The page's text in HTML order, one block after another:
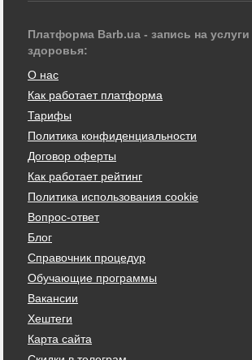
Платформа Barb.ua - запись на
здоровья:
О нас
Как работает платформа
Тарифы
Политика конфиденциальности
Договор оферты
Как работает рейтинг
Политика использования cookie
Вопрос-ответ
Блог
Справочник процедур
Обучающие программы
Вакансии
Хештеги
Карта сайта